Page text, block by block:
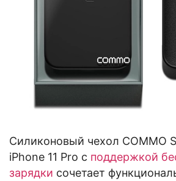
Силиконовый чехол COMMO
iPhone 11 Pro с поддержкой
зарядки сочетает